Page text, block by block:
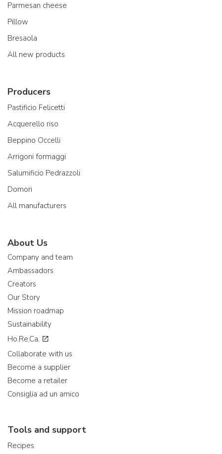
Parmesan cheese
Pillow
Bresaola
All new products
Producers
Pastificio Felicetti
Acquerello riso
Beppino Occelli
Arrigoni formaggi
Salumificio Pedrazzoli
Domori
All manufacturers
About Us
Company and team
Ambassadors
Creators
Our Story
Mission roadmap
Sustainability
Ho.Re.Ca.
Collaborate with us
Become a supplier
Become a retailer
Consiglia ad un amico
Tools and support
Recipes